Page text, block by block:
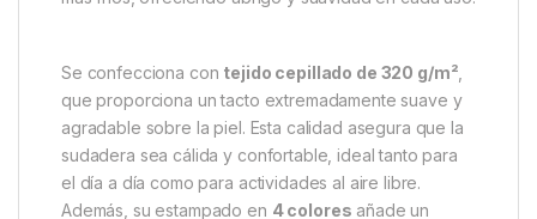
Kumu Sudadera Deception
Cuello Redondo-3XL
LaKumu Sudadera Deception Cuello Redondo-
3XLes una nueva incorporación a nuestra exitosa
gama Deception. Esta prenda está diseñada para